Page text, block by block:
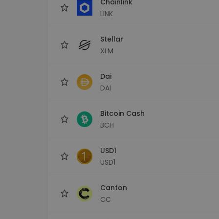
LINK
Stellar
XLM
Dai
DAI
Bitcoin Cash
BCH
USD1
USD1
Canton
CC